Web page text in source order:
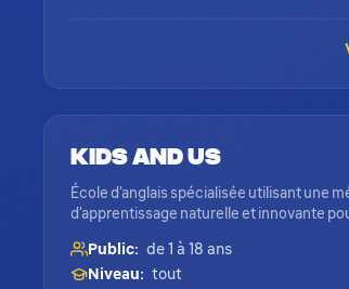
Kids and Us
École d'anglais spécialisée utilisant une
d'apprentissage naturelle et innovante
Public: de 1 à 18 ans
Niveau: tout